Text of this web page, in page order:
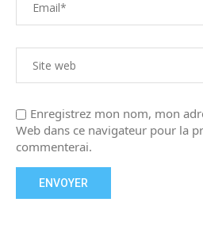
Enregistrez mon nom, mon
Web dans ce navigateur pour la
commenterai.